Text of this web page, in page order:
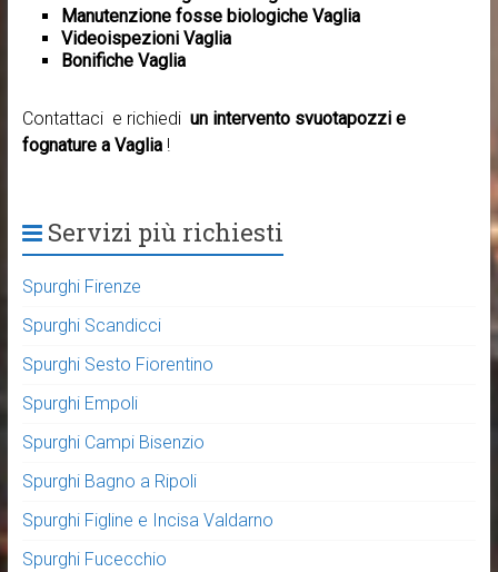
Manutenzione fosse biologiche Vaglia
Videoispezioni Vaglia
Bonifiche Vaglia
Contattaci e richiedi un intervento svuotapozzi e
fognature a Vaglia !
Servizi più richiesti
Spurghi Firenze
Spurghi Scandicci
Spurghi Sesto Fiorentino
Spurghi Empoli
Spurghi Campi Bisenzio
Spurghi Bagno a Ripoli
Spurghi Figline e Incisa Valdarno
Spurghi Fucecchio